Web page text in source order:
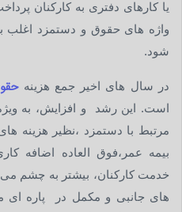
یا کارهای دفتری به کارکنان
واژه های حقوق و دستمزد اغلب
شود.
در سال های اخیر جمع هزینه
است. این رشد و افزایش، به
مرتبط با دستمزد ،نظیر هزینه
بیمه عمر،فوق العاده اضافه
خدمت کارکنان، بیشتر به چشم می
های جانبی و مکمل در پاره ای